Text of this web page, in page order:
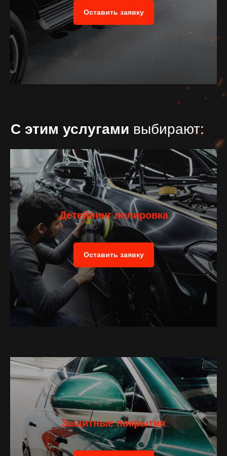
Оставить заявку
Детейлинг полировка
Оставить заявку
Защитные покрытия